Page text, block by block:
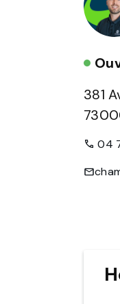
381
04